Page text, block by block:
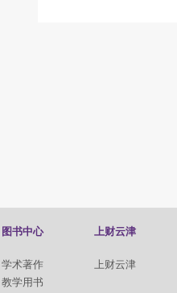
图书中心
学术著作
教学用书
上财云津
上财云津